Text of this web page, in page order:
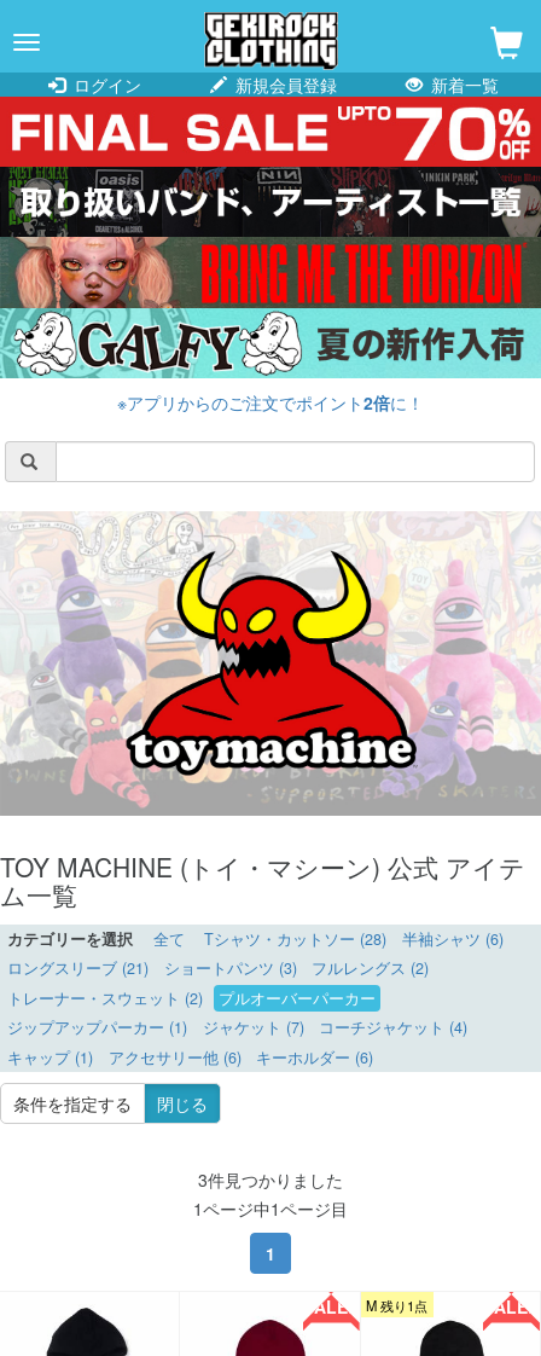
navigation
ログイン
新規会員登録 新着一覧
※アプリからのご注文でポイント2倍に！
TOY MACHINE (トイ・マシーン) 公式 アイテ
ム一覧
カテゴリーを選択 全て Tシャツ・カットソー (28)
半袖シャツ (6)
ロングスリーブ (21)
ショートパンツ (3)
フルレングス (2)
トレーナー・スウェット (2)
プルオーバーパーカー
ジップアップパーカー (1)
ジャケット (7)
コーチジャケット (4)
キャップ (1)
アクセサリー他 (6) キーホルダー (6)
条件を指定する 閉じる
3件見つかりました
1ページ中1ページ目
1
SALE!! M 残り1点 SALE!!